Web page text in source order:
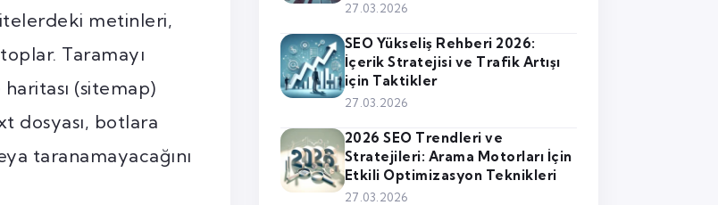
metinleri,
Taramayı
(sitemap)
dosyası, botlara
taranamayacağını
27.03.2026
SEO Yükseliş Rehberi 2026:
İçerik Stratejisi ve Trafik Artışı
için Taktikler
27.03.2026
2026 SEO Trendleri ve
Stratejileri: Arama Motorları İçin
Etkili Optimizasyon Teknikleri
27.03.2026